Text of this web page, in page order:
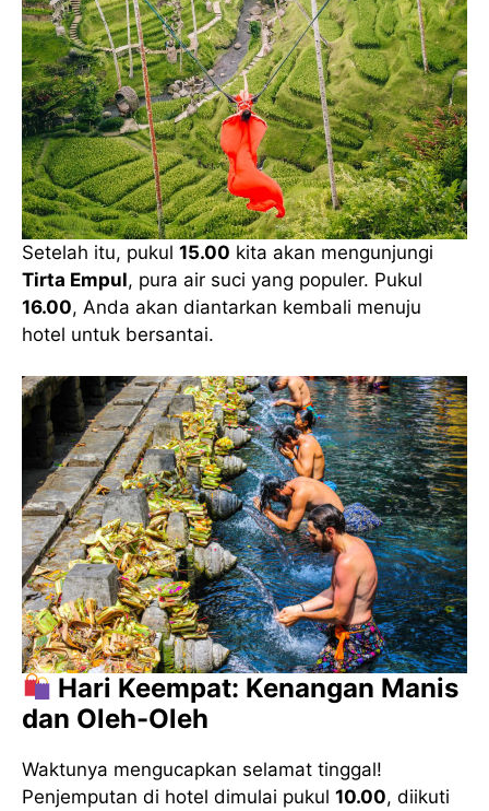
Setelah itu, pukul 15.00 kita akan mengunjungi
Tirta Empul, pura air suci yang populer. Pukul
16.00, Anda akan diantarkan kembali menuju
hotel untuk bersantai.
Hari Keempat: Kenangan Manis
dan Oleh-Oleh
Waktunya mengucapkan selamat tinggal!
Penjemputan di hotel dimulai pukul 10.00, diikuti